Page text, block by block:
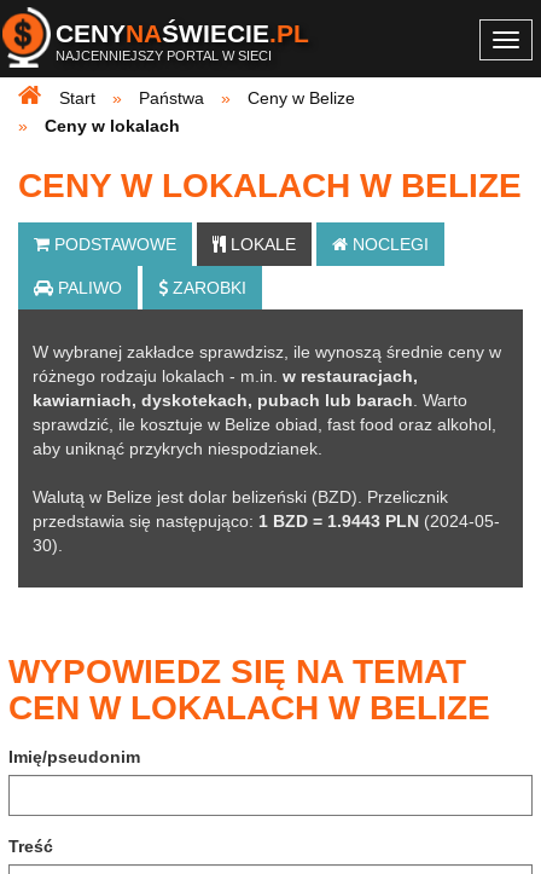
CENYNAŚWIECIE.PL
NAJCENNIEJSZY PORTAL W SIECI
Start
Państwa
Ceny w Belize
Ceny w lokalach
CENY W LOKALACH W BELIZE
PODSTAWOWE LOKALE NOCLEGI
PALIWO ZAROBKI
W wybranej zakładce sprawdzisz, ile wynoszą średnie ceny w
różnego rodzaju lokalach - m.in. w restauracjach,
kawiarniach, dyskotekach, pubach lub barach . Warto
sprawdzić, ile kosztuje w Belize obiad, fast food oraz alkohol,
aby uniknąć przykrych niespodzianek.
Walutą w Belize jest dolar belizeński (BZD). Przelicznik
przedstawia się następująco: 1 BZD = 1.9443 PLN (2024-05-
30).
WYPOWIEDZ SIĘ NA TEMAT
CEN W LOKALACH W BELIZE
Imię/pseudonim
Treść